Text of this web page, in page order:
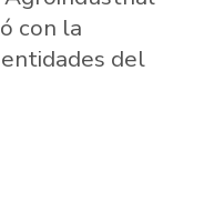
con la
del